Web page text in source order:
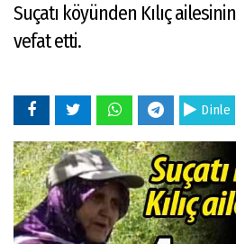
Suçatı köyünden Kılıç ailesinin
vefat etti.
Dinle